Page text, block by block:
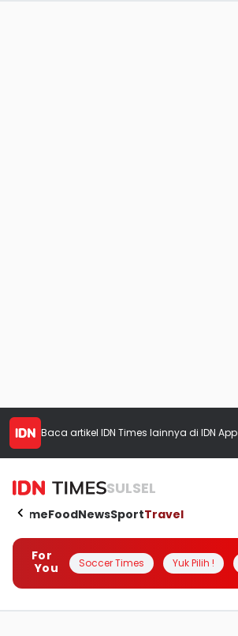
Baca artikel IDN Times lainnya di IDN App
SULSEL
HomeFoodNewsSportTravel
For
You
Soccer Times Yuk Pilih !